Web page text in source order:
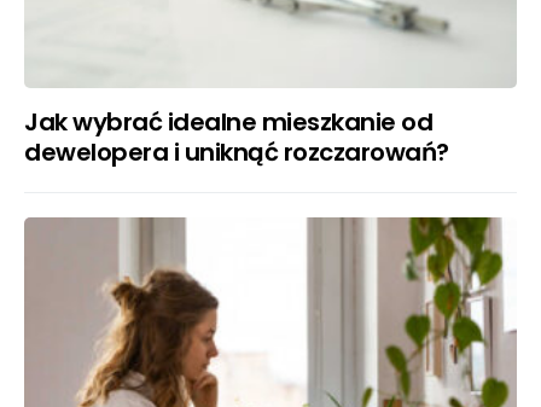
Jak wybrać idealne mieszkanie od
dewelopera i uniknąć rozczarowań?